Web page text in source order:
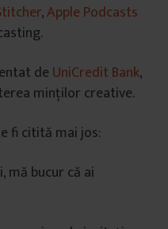
,Apple Podcasts
deUniCredit Bank,
minților creative.
fi citită mai jos:
mă bucur că ai